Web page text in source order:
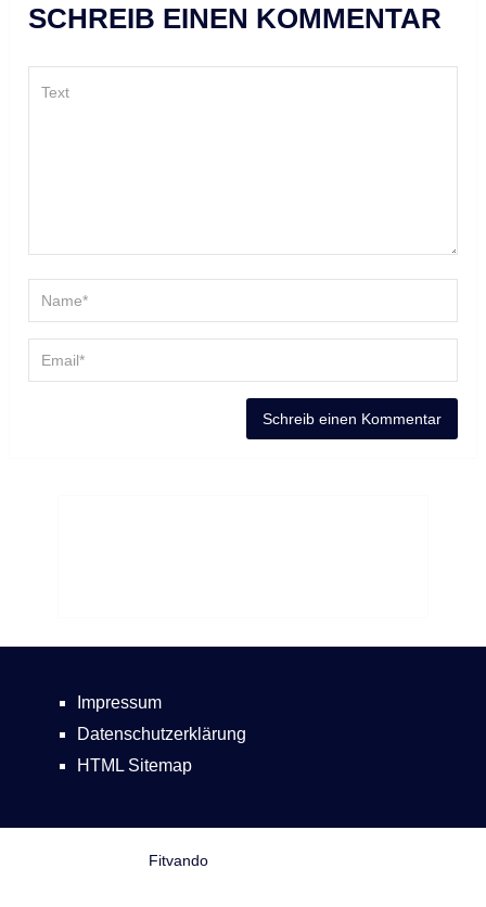
SCHREIB EINEN KOMMENTAR
Impressum
Datenschutzerklärung
HTML Sitemap
FitvandoCopyright © 2026.